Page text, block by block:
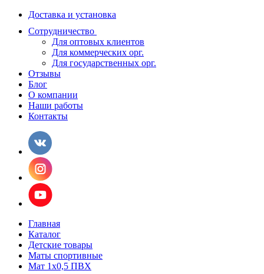
Доставка и установка
Сотрудничество
Для оптовых клиентов
Для коммерческих орг.
Для государственных орг.
Отзывы
Блог
О компании
Наши работы
Контакты
Главная
Каталог
Детские товары
Маты спортивные
Мат 1х0,5 ПВХ